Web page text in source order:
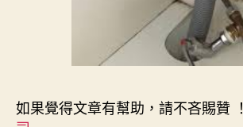
如果覺得文章有幫助，請不吝賜贊 ！